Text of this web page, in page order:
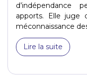
d’indépendance
apports. Elle juge
méconnaissance
Lire la suite